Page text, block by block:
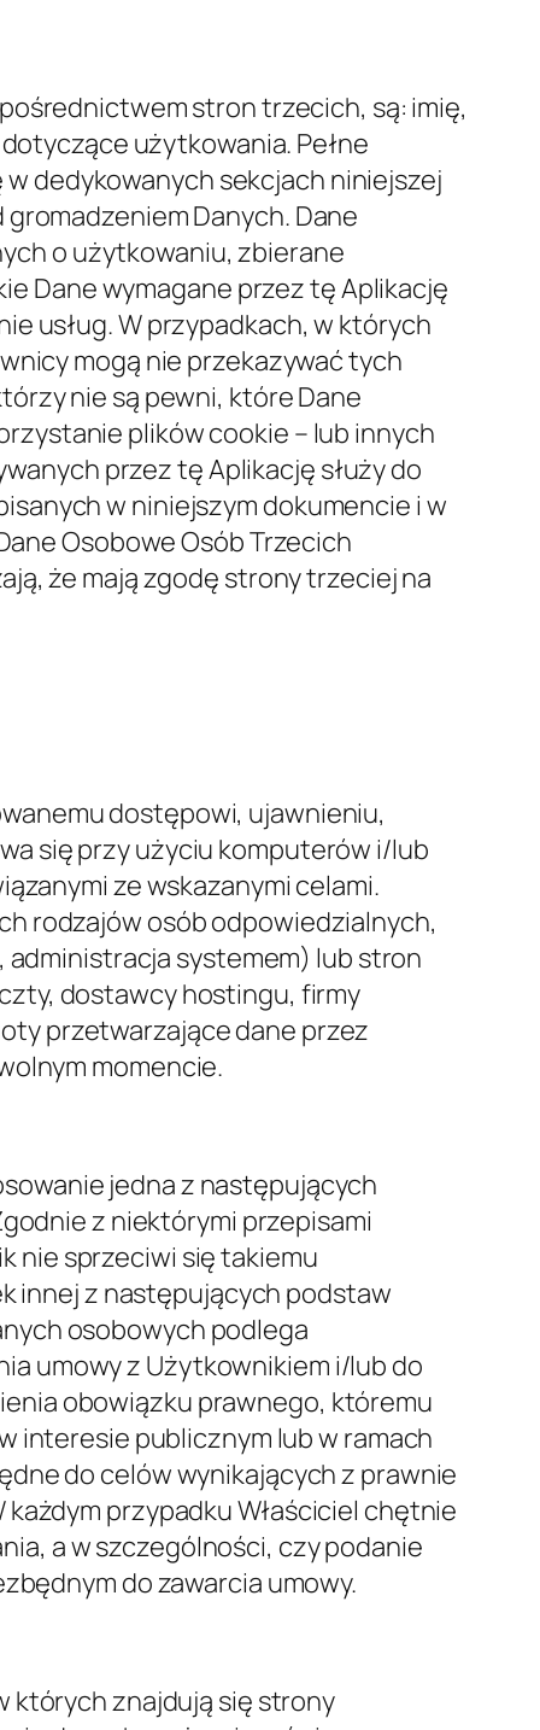
systemem) lub stron
dostawcy hostingu, firmy
przetwarzające dane przez
momencie.
jedna z następujących
z niektórymi przepisami
nie sprzeciwi się takiemu
innej z następujących podstaw
osobowych podlega
umowy z Użytkownikiem i/lub do
obowiązku prawnego, któremu
interesie publicznym lub w ramach
do celów wynikających z prawnie
przypadku Właściciel chętnie
a w szczególności, czy podanie
znajdują się strony
danych może wiązać się z
więcej o miejscu przetwarzania
dotyczące przetwarzania
prawną przekazywania Danych do
prawu międzynarodowemu
bezpieczeństwa podjętych
mogą dowiedzieć się więcej,
informacji podanych w sekcji
których zostały zebrane. W związku
Właścicielem a Użytkownikiem
w celach wynikających z
to konieczne do realizacji takich
interesów realizowanych przez
Właściciel może mieć
gdy Użytkownik wyraził zgodę na
zobowiązany do przechowywania
prawnego lub na polecenie
z tym prawo dostępu, prawo do
po upływie okresu